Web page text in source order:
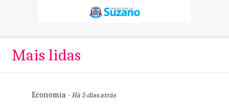
Mais lidas
Economia- Há 5 dias atrás